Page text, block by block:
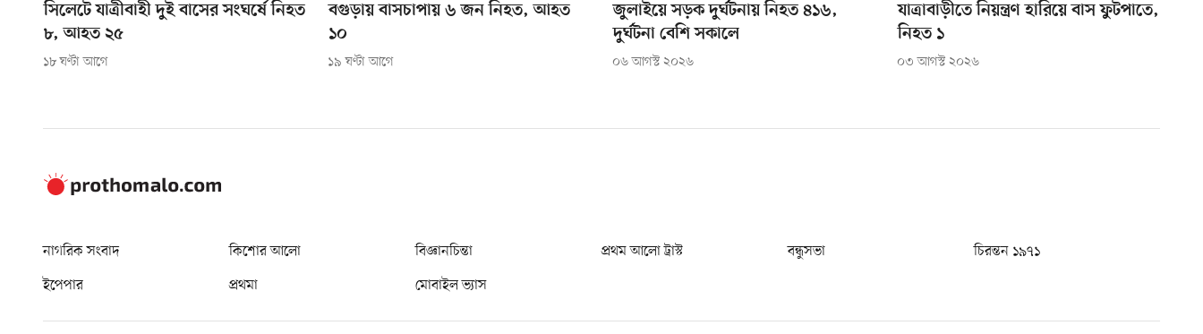
সিলেটে যাত্রীবাহী দুই বাসের সংঘর্ষে নিহত
৮, আহত ২৫
১৮ ঘণ্টা আগে
বগুড়ায় বাসচাপায় ৬ জন নিহত, আহত
১০
১৯ ঘণ্টা আগে
জুলাইয়ে সড়ক দুর্ঘটনায় নিহত ৪১৬,
দুর্ঘটনা বেশি সকালে
০৬ আগস্ট ২০২৬
যাত্রাবাড়ীতে নিয়ন্ত্রণ হারিয়ে বাস ফুটপাতে,
নিহত ১
০৩ আগস্ট ২০২৬
নাগরিক সংবাদ কিশোর আলো বিজ্ঞানচিন্তা প্রথম আলো ট্রাস্ট বন্ধুসভা
চিরন্তন ১৯৭১
ইপেপার
প্রথমা মোবাইল ভ্যাস